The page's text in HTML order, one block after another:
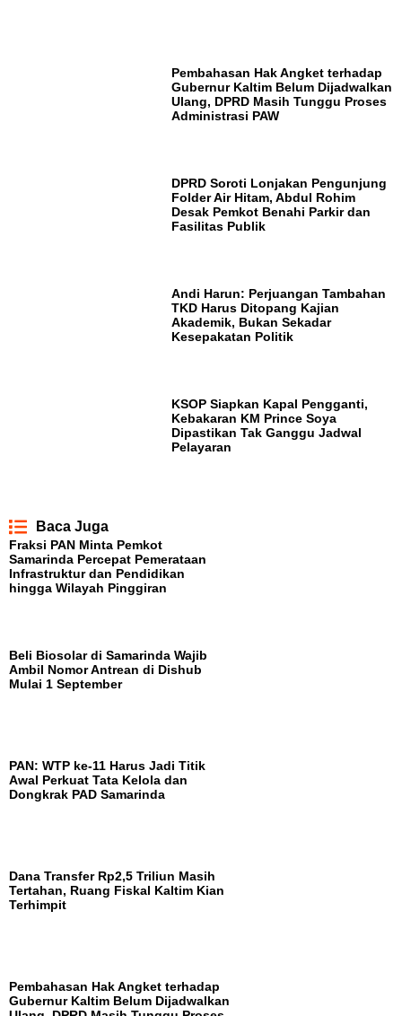
Pembahasan Hak Angket terhadap
Gubernur Kaltim Belum Dijadwalkan
Ulang, DPRD Masih Tunggu Proses
Administrasi PAW
DPRD Soroti Lonjakan Pengunjung
Folder Air Hitam, Abdul Rohim
Desak Pemkot Benahi Parkir dan
Fasilitas Publik
Andi Harun: Perjuangan Tambahan
TKD Harus Ditopang Kajian
Akademik, Bukan Sekadar
Kesepakatan Politik
KSOP Siapkan Kapal Pengganti,
Kebakaran KM Prince Soya
Dipastikan Tak Ganggu Jadwal
Pelayaran
Baca Juga
Fraksi PAN Minta Pemkot
Samarinda Percepat Pemerataan
Infrastruktur dan Pendidikan
hingga Wilayah Pinggiran
Beli Biosolar di Samarinda Wajib
Ambil Nomor Antrean di Dishub
Mulai 1 September
PAN: WTP ke-11 Harus Jadi Titik
Awal Perkuat Tata Kelola dan
Dongkrak PAD Samarinda
Dana Transfer Rp2,5 Triliun Masih
Tertahan, Ruang Fiskal Kaltim Kian
Terhimpit
Pembahasan Hak Angket terhadap
Gubernur Kaltim Belum Dijadwalkan